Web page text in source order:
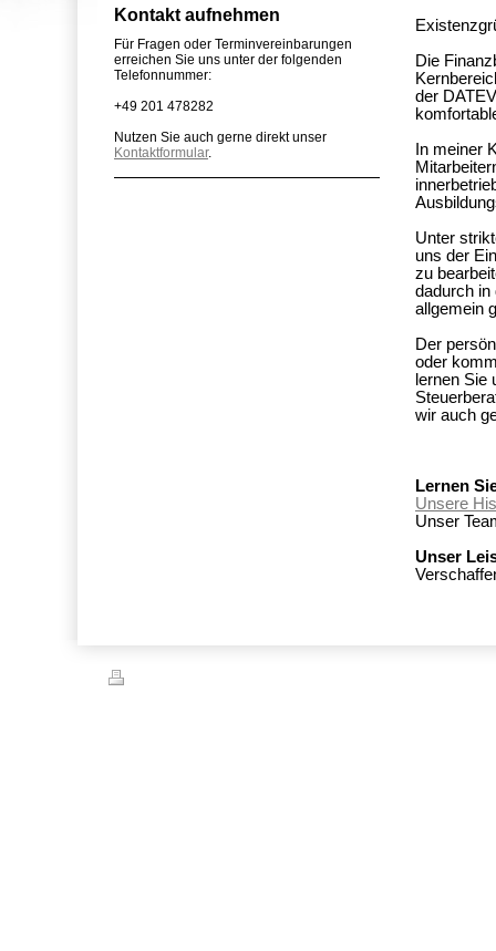
Die
der
In meiner
Unter
uns der
zu
dadurch in
allgemein
Der
oder
lernen Sie
wir auch
Lernen
Unsere
Unser
Unser
Kontakt aufnehmen
Für Fragen oder Terminvereinbarungen
erreichen Sie uns unter der folgenden
Telefonnummer:
+49 201 478282
Nutzen Sie auch gerne direkt unser
Kontaktformular.